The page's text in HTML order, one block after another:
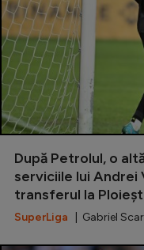
După Petrolul, o
serviciile lui Andrei
transferul la
SuperLiga | Gabriel